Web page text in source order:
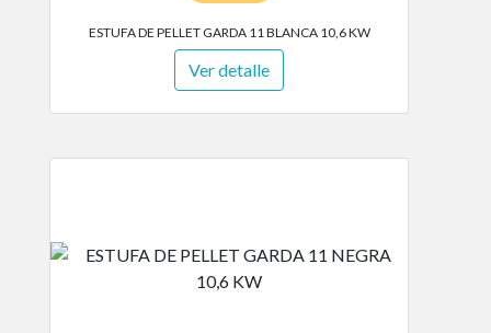
ESTUFA DE PELLET GARDA 11 BLANCA 10,6 KW
Ver detalle